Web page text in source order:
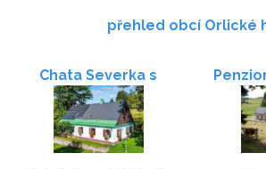
přehled obcí Orlické
Chata Severka s
Wellness